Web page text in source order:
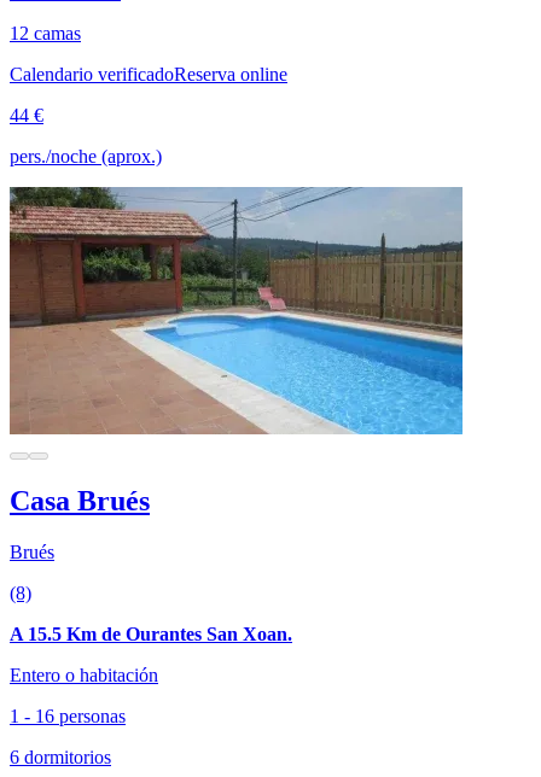
12 camas
Calendario verificadoReserva online
44 €
pers./noche (aprox.)
Casa Brués
Brués
(8)
A 15.5 Km de Ourantes San Xoan.
Entero o habitación
1 - 16 personas
6 dormitorios